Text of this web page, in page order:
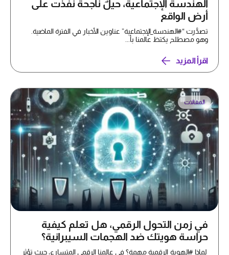
الهندسة الإجتماعية، حيلٌ ناجحة نفّذت على
أرض الواقع
تصدَّرت “#الهندسة_الإجتماعية” عناوين الأخبار في الفترة الماضية.
وهو مصطلح يكتظ عالمنا بأ...
اقرأ المزيد
المقالات
في زمن التحول الرقمي، هل تعلم كيفية
حراسة هويتك ضد الهجمات السيبرانية؟
لماذا #الهوية_الرقمية مهمة؟ في عالمنا الرقمي المتسارع، حيث تؤثر